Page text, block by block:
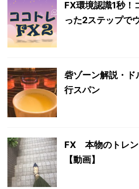
FX環境認識1秒！
った2ステップで
砦ゾーン解説・ド
行スパン
FX 本物のトレ
【動画】